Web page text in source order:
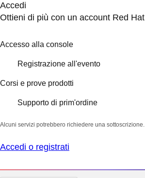
Accedi
Ottieni di più con un account Red Hat
Accesso alla console
Registrazione all'evento
Corsi e prove prodotti
Supporto di prim'ordine
Alcuni servizi potrebbero richiedere una sottoscrizione.
Accedi o registrati